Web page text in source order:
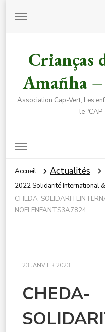
Crianças
Amañha
Association Cap-Vert, Les
le
Accueil Actualités
2022 Solidarité International
CHEDA-
NOELENFANTS3A7824
23 JANVIER 2023
CHEDA-